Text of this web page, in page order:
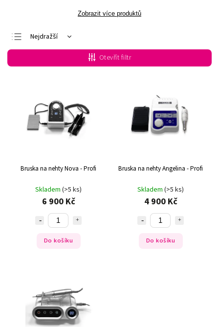
Zobrazit více produktů
Doporučujeme
Nejlevnější
Nejdražší
Abecedně
Otevřít filtr
Bruska na nehty Nova - Profi
Skladem (>5 ks)
6 900 Kč
Do košíku
Bruska na nehty Angelina - Profi
Skladem (>5 ks)
4 900 Kč
Do košíku